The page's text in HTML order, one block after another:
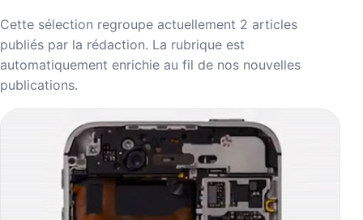
Cette sélection regroupe actuellement 2 articles
publiés par la rédaction. La rubrique est
automatiquement enrichie au fil de nos nouvelles
publications.